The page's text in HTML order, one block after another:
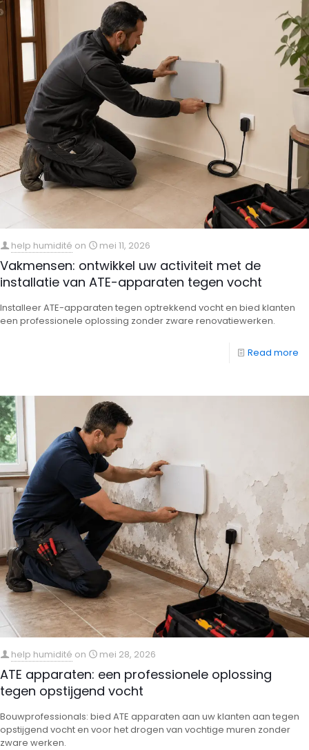
help humidité on mei 11, 2026
Vakmensen: ontwikkel uw activiteit met de
installatie van ATE-apparaten tegen vocht
Installeer ATE-apparaten tegen optrekkend vocht en bied klanten
een professionele oplossing zonder zware renovatiewerken.
Read more
help humidité on mei 28, 2026
ATE apparaten: een professionele oplossing
tegen opstijgend vocht
Bouwprofessionals: bied ATE apparaten aan uw klanten aan tegen
opstijgend vocht en voor het drogen van vochtige muren zonder
zware werken.